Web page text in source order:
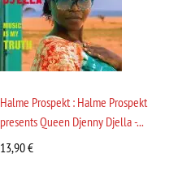
Halme Prospekt : Halme Prospekt
presents Queen Djenny Djella -...
13,90€